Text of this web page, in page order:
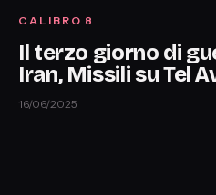
CALIBRO 8
Il terzo giorno di
Iran, Missili su Tel
16/06/2025